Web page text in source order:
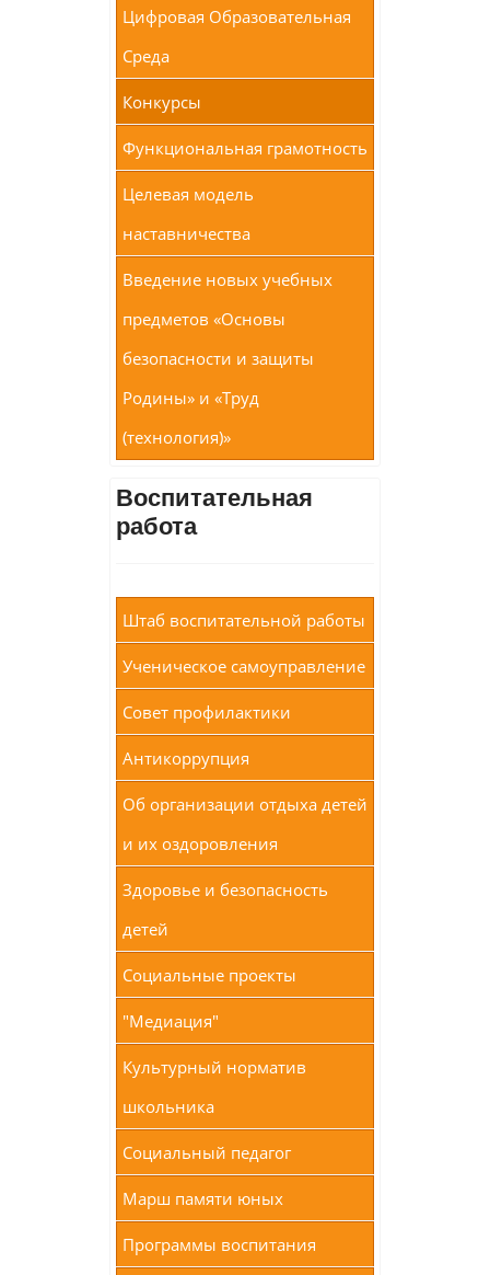
Цифровая Образовательная
Среда
Конкурсы
Функциональная грамотность
Целевая модель
наставничества
Введение новых учебных
предметов «Основы
безопасности и защиты
Родины» и «Труд
(технология)»
Воспитательная
работа
Штаб воспитательной работы
Ученическое самоуправление
Совет профилактики
Антикоррупция
Об организации отдыха детей
и их оздоровления
Здоровье и безопасность
детей
Социальные проекты
"Медиация"
Культурный норматив
школьника
Социальный педагог
Марш памяти юных
Программы воспитания